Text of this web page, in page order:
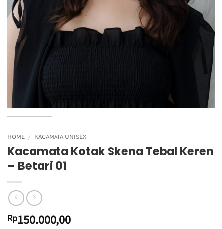
HOME / KACAMATA UNISEX
Kacamata Kotak Skena Tebal Keren
– Betari 01
Rp150.000,00